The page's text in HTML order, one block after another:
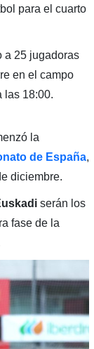
para el cuarto
a 25 jugadoras
en el campo
las 18:00.
la
de España,
diciembre.
serán los
fase de la